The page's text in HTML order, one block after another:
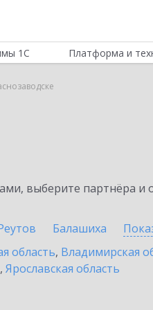
1С Платформа и
выберите партнёра и
Балашиха
область, Владимирская
, Ярославская область